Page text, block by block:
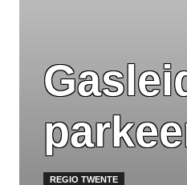
REGIO TWENTE